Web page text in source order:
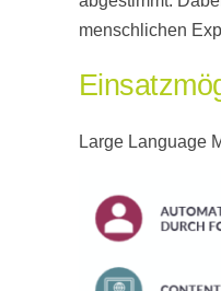
menschlichen
Large Language